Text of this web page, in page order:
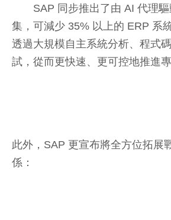
SAP 同步推出了由 AI 代理驅
集，可減少 35% 以上的 ERP 系
透過大規模自主系統分析、程式
試，從而更快速、更可控地推進專
此外，SAP 更宣布將全方位拓展
係：